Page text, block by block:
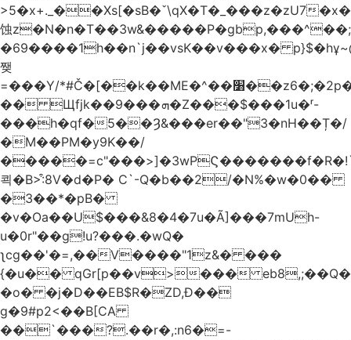
>5�x+._��Xs[�sB�ˇ\qX�T�_���z�zU7
蚀
�69����1h��n`j��vsK��v���x�
쨎
=���Y/*#Č�[��k��ME�^��׸��z6�;�2p�"��f�3mn�Y�Y�
�� Щfjk��ܗ���9�Z���$���1u�ʳ-
���h�qf�5��Ȝ&���er��"3�nH��Ț�/
�M��PM�y9K��/
쾩�B>:͒8V�d�P� C`-Q�b��2/�N%�w�0��
�3��*�pB�
�v�Oa��U$���&8�4�7u�Ã]���7mUh-
u�0r"��g!u?���.�wQ�
ʅcg��'�=,��V����"1z&� ���
{�u�� qGr[p��v>���
�o� �j�D��EB$R�ZD,Ɖ��
g�9#p2<��B[CA
��`���?.��r�,:n6�=-